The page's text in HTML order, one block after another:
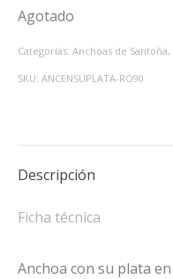
Agotado
Categorías: Anchoas de Santoña,
SKU: ANCENSUPLATA-RO90
Descripción
Ficha técnica
Anchoa con su plata